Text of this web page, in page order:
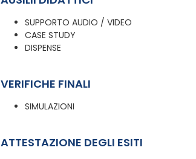
SUPPORTO AUDIO / VIDEO
CASE STUDY
DISPENSE
VERIFICHE FINALI
SIMULAZIONI
ATTESTAZIONE DEGLI ESITI